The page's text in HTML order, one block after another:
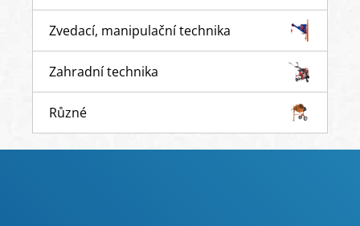
Zvedací, manipulační technika
Zahradní technika
Různé